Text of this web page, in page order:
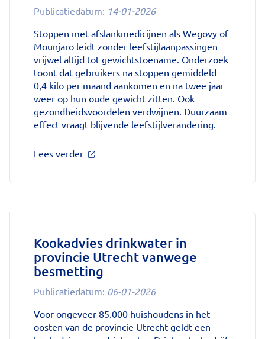
Nationale
Publicatiedatum: 14-01-2026
Stoppen met afslankmedicijnen als Wegovy of
Mounjaro leidt zonder leefstijlaanpassingen
vrijwel altijd tot gewichtstoename. Onderzoek
toont dat gebruikers na stoppen gemiddeld
0,4 kilo per maand aankomen en na twee jaar
weer op hun oude gewicht zitten. Ook
gezondheidsvoordelen verdwijnen. Duurzaam
effect vraagt blijvende leefstijlverandering.
Lees verder over
zonder
weer
gewichtstoename'
op
Nationale
Kookadvies drinkwater in
provincie Utrecht vanwege
besmetting
Publicatiedatum: 06-01-2026
Voor ongeveer 85.000 huishoudens in het
oosten van de provincie Utrecht geldt een